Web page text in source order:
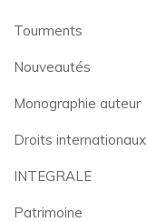
Tourments
Nouveautés
Monographie auteur
Droits internationaux
INTEGRALE
Patrimoine